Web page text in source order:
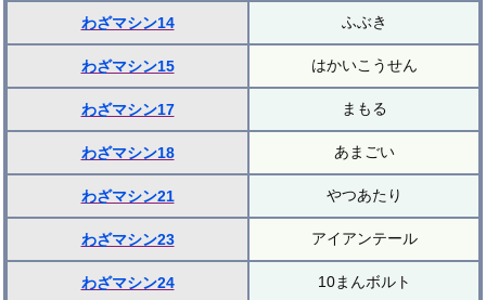
わざマシン14 ふぶき
わざマシン15 はかいこうせん
わざマシン17 まもる
わざマシン18 あまごい
わざマシン21 やつあたり
わざマシン23 アイアンテール
わざマシン24 10まんボルト